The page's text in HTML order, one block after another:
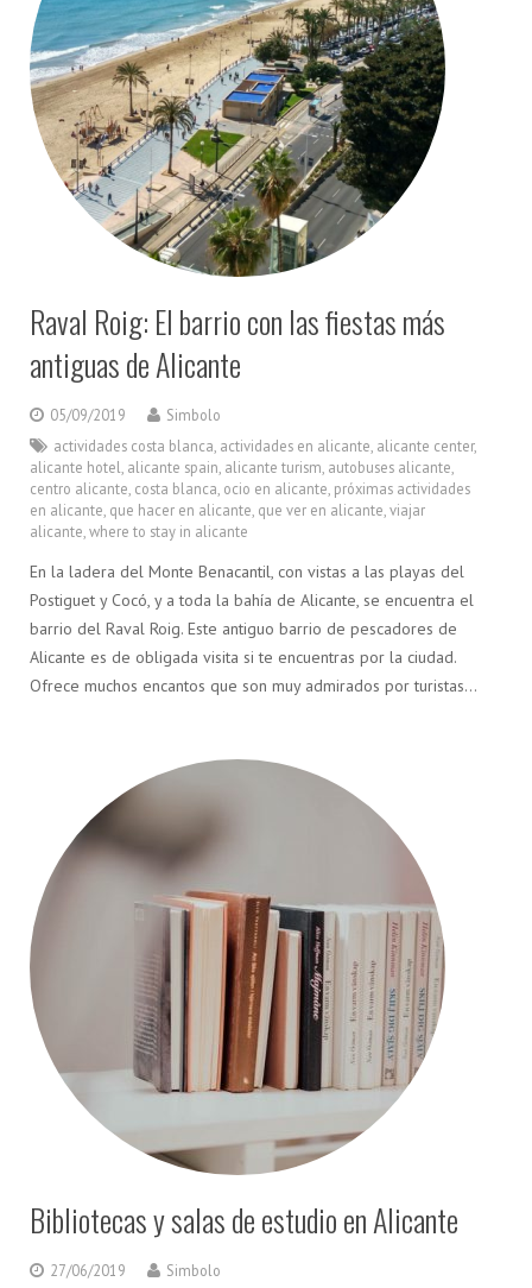
Raval Roig: El barrio con las fiestas más
antiguas de Alicante
05/09/2019
Simbolo
actividades costa blanca actividades en alicante alicante center,
alicante hotel alicante spain alicante turism autobuses alicante
centro alicante costa blanca ocio en alicante próximas actividades
en alicante que hacer en alicante que ver en alicante viajar
alicante where to stay in alicante
En la ladera del Monte Benacantil, con vistas a las playas del
Postiguet y Cocó, y a toda la bahía de Alicante, se encuentra el
barrio del Raval Roig. Este antiguo barrio de pescadores de
Alicante es de obligada visita si te encuentras por la ciudad.
Ofrece muchos encantos que son muy admirados por turistas…
Bibliotecas y salas de estudio en Alicante
27/06/2019
Simbolo